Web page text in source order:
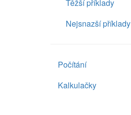
Těžší příklady
Nejsnazší příklady
Počítání
Kalkulačky